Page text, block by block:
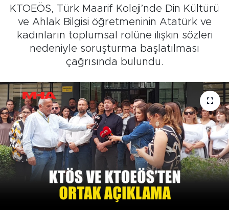
KTOEÖS, Türk Maarif Koleji’nde Din Kültürü
ve Ahlak Bilgisi öğretmeninin Atatürk ve
kadınların toplumsal rolüne ilişkin sözleri
nedeniyle soruşturma başlatılması
çağrısında bulundu.